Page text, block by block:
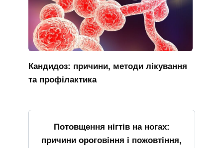
Кандидоз: причини, методи лікування
та профілактика
Потовщення нігтів на ногах:
причини ороговіння і пожовтіння,